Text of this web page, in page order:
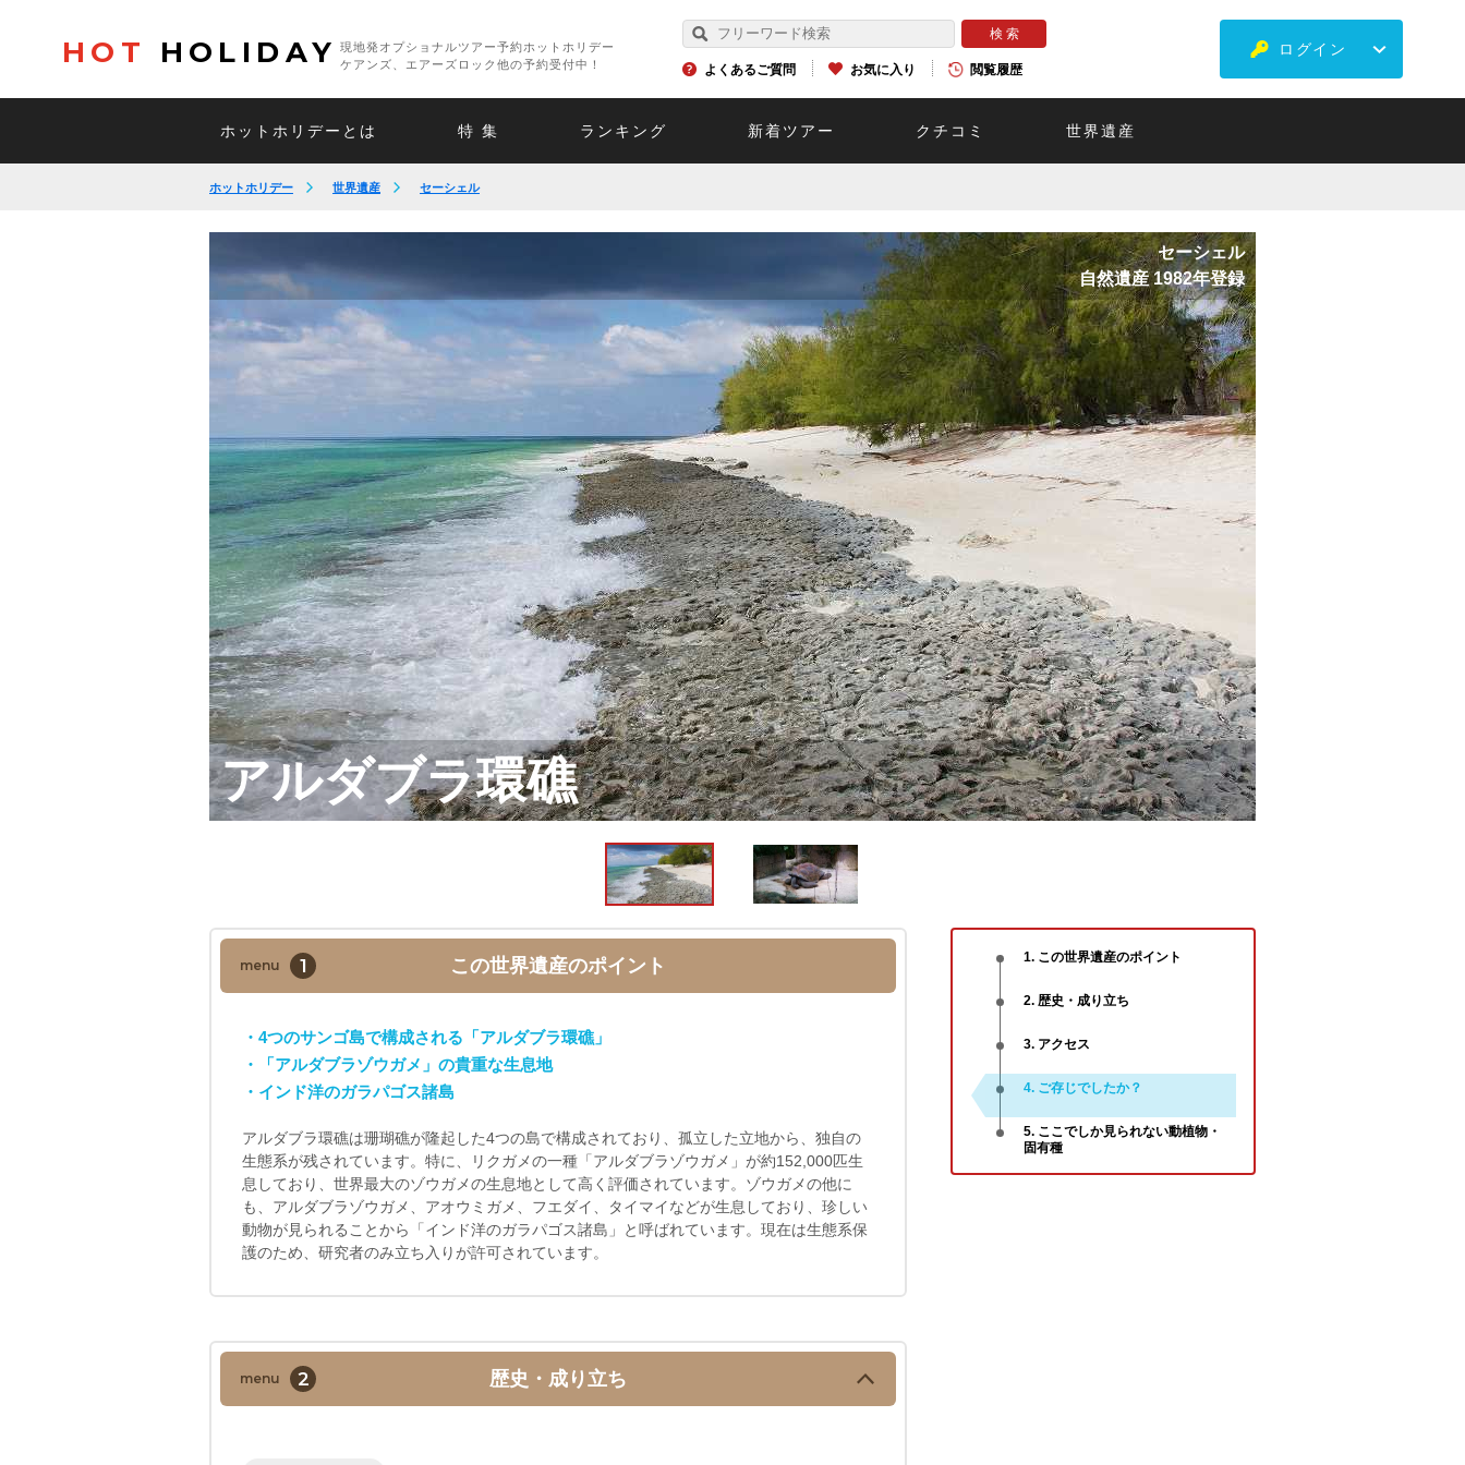
HOT HOLIDAY
現地発オプショナルツアー予約ホットホリデー
ケアンズ、エアーズロック他の予約受付中！
よくあるご質問 お気に入り 閲覧履歴
ログイン
ホットホリデーとは 特 集 ランキング 新着ツアー クチコミ 世界遺産
ホットホリデー 世界遺産 セーシェル
アルダブラ環礁
セーシェル
自然遺産 1982年登録
menu 1 この世界遺産のポイント
・4つのサンゴ島で構成される「アルダブラ環礁」
・「アルダブラゾウガメ」の貴重な生息地
・インド洋のガラパゴス諸島
アルダブラ環礁は珊瑚礁が隆起した4つの島で構成されており、孤立した立地から、独自の
生態系が残されています。特に、リクガメの一種「アルダブラゾウガメ」が約152,000匹生
息しており、世界最大のゾウガメの生息地として高く評価されています。ゾウガメの他に
も、アルダブラゾウガメ、アオウミガメ、フエダイ、タイマイなどが生息しており、珍しい
動物が見られることから「インド洋のガラパゴス諸島」と呼ばれています。現在は生態系保
護のため、研究者のみ立ち入りが許可されています。
menu 2 歴史・成り立ち
1. この世界遺産のポイント
2. 歴史・成り立ち
3. アクセス
4. ご存じでしたか？
5. ここでしか見られない動植物・
固有種